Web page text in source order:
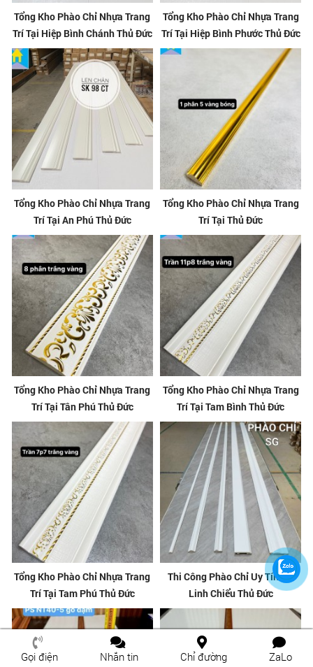
Tổng Kho Phào Chỉ Nhựa Trang
Trí Tại Hiệp Bình Chánh Thủ Đức
Tổng Kho Phào Chỉ Nhựa Trang
Trí Tại Hiệp Bình Phước Thủ Đức
Tổng Kho Phào Chỉ Nhựa Trang
Trí Tại An Phú Thủ Đức
Tổng Kho Phào Chỉ Nhựa Trang
Trí Tại Thủ Đức
Tổng Kho Phào Chỉ Nhựa Trang
Trí Tại Tân Phú Thủ Đức
Tổng Kho Phào Chỉ Nhựa Trang
Trí Tại Tam Bình Thủ Đức
Tổng Kho Phào Chỉ Nhựa Trang
Trí Tại Tam Phú Thủ Đức
Thi Công Phào Chỉ Uy Tín Tại
Linh Chiểu Thủ Đức
Gọi điện Nhắn tin Chỉ đường ZaLo